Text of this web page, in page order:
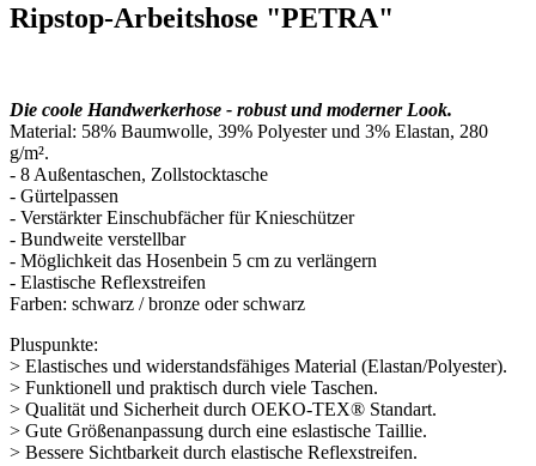
Ripstop-Arbeitshose "PETRA"
Die coole Handwerkerhose - robust und moderner Look.
Material: 58% Baumwolle, 39% Polyester und 3% Elastan, 280
g/m².
- 8 Außentaschen, Zollstocktasche
- Gürtelpassen
- Verstärkter Einschubfächer für Knieschützer
- Bundweite verstellbar
- Möglichkeit das Hosenbein 5 cm zu verlängern
- Elastische Reflexstreifen
Farben: schwarz / bronze oder schwarz
Pluspunkte:
> Elastisches und widerstandsfähiges Material (Elastan/Polyester).
> Funktionell und praktisch durch viele Taschen.
> Qualität und Sicherheit durch OEKO-TEX® Standart.
> Gute Größenanpassung durch eine eslastische Taillie.
> Bessere Sichtbarkeit durch elastische Reflexstreifen.